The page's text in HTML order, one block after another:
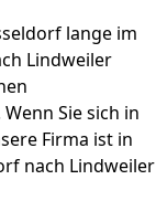
lange im
Lindweiler
Wenn Sie sich in
Firma ist in
nach Lindweiler